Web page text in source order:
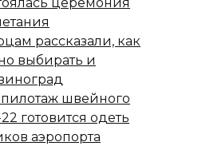
рассказали, как
выбирать и
швейного
готовится одеть
аэропорта